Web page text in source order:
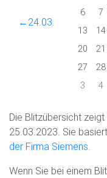
←24.03.
6
7
13
14
20
21
27
28
3
4
Die Blitzübersicht
25.03.2023. Sie
der Firma Siemens
Wenn Sie bei einem